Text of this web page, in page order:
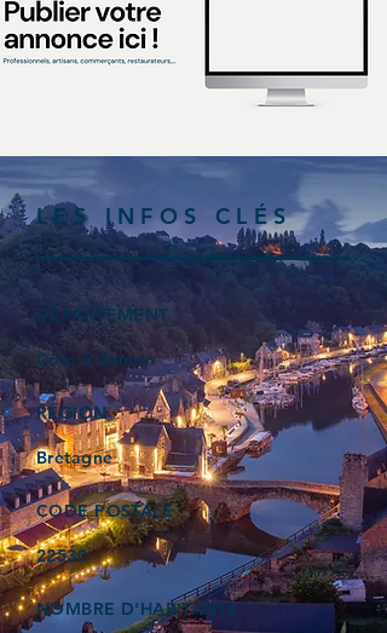
LES INFOS CLÉS
DÉPARTEMENT
Côte d’Armor
RÉGION
Bretagne
CODE POSTALE
22530
NOMBRE D'HABITANTS